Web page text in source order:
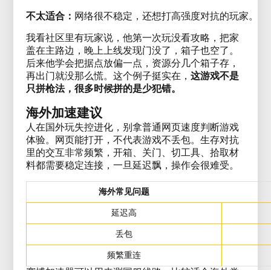
不太适合： 网络很不稳定，还想打高强度对抗的玩家。
我看社区里有玩家说，他第一次玩没看攻略，把家
盖在主路边，晚上上线发现门没了，箱子也空了。
后来他学会把据点放偏一点，资源分几个箱子存，
再出门就没那么慌。这个例子挺实在， 这游戏不是
只拼枪法，很多时候拼的是少犯错。
海外加速建议
人在国外玩失控进化，别拿普通网页速度判断游戏
体验。网页能打开，不代表游戏不丢包。生存对抗
里的交互非常频繁，开箱、关门、切工具、拾取材
料都需要稳定连接，一旦延迟飘，操作会很难受。
海外常见问题
延迟高
丢包
频繁重连